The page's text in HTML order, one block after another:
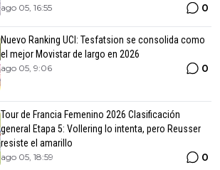
ago 05, 16:55 0
Nuevo Ranking UCI: Tesfatsion se consolida como
el mejor Movistar de largo en 2026
ago 05, 9:06 0
Tour de Francia Femenino 2026 Clasificación
general Etapa 5: Vollering lo intenta, pero Reusser
resiste el amarillo
ago 05, 18:59 0